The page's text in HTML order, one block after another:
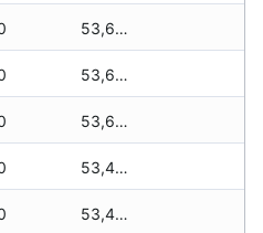
53,670 zł
53,670 zł
53,670 zł
53,490 zł
53,490 zł